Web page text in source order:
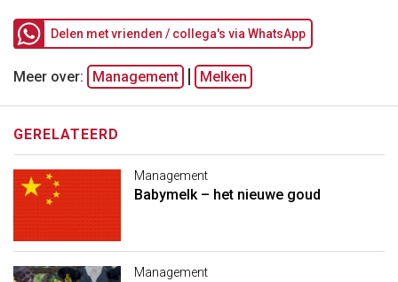
Delen met vrienden / collega's via WhatsApp
Meer over: Management Melken
GERELATEERD
Management
Babymelk – het nieuwe goud
Management